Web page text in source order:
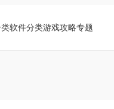
软件分类游戏攻略专题